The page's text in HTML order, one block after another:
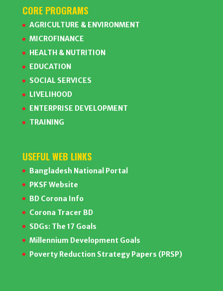
CORE PROGRAMS
AGRICULTURE & ENVIRONMENT
MICROFINANCE
HEALTH & NUTRITION
EDUCATION
SOCIAL SERVICES
LIVELIHOOD
ENTERPRISE DEVELOPMENT
TRAINING
USEFUL WEB LINKS
Bangladesh National Portal
PKSF Website
BD Corona Info
Corona Tracer BD
SDGs: The 17 Goals
Millennium Development Goals
Poverty Reduction Strategy Papers (PRSP)